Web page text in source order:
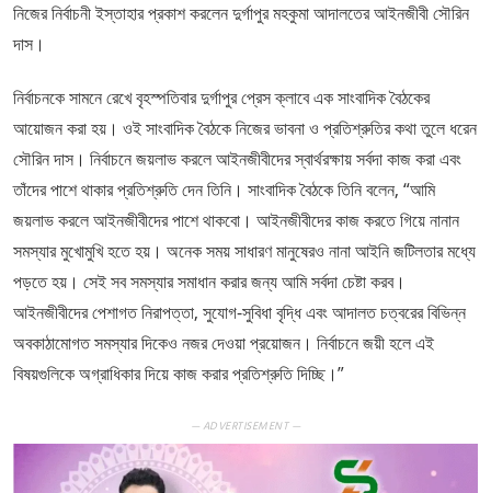
নিজের নির্বাচনী ইস্তাহার প্রকাশ করলেন দুর্গাপুর মহকুমা আদালতের আইনজীবী সৌরিন
দাস।
নির্বাচনকে সামনে রেখে বৃহস্পতিবার দুর্গাপুর প্রেস ক্লাবে এক সাংবাদিক বৈঠকের
আয়োজন করা হয়। ওই সাংবাদিক বৈঠকে নিজের ভাবনা ও প্রতিশ্রুতির কথা তুলে ধরেন
সৌরিন দাস। নির্বাচনে জয়লাভ করলে আইনজীবীদের স্বার্থরক্ষায় সর্বদা কাজ করা এবং
তাঁদের পাশে থাকার প্রতিশ্রুতি দেন তিনি। সাংবাদিক বৈঠকে তিনি বলেন, “আমি
জয়লাভ করলে আইনজীবীদের পাশে থাকবো। আইনজীবীদের কাজ করতে গিয়ে নানান
সমস্যার মুখোমুখি হতে হয়। অনেক সময় সাধারণ মানুষেরও নানা আইনি জটিলতার মধ্যে
পড়তে হয়। সেই সব সমস্যার সমাধান করার জন্য আমি সর্বদা চেষ্টা করব।
আইনজীবীদের পেশাগত নিরাপত্তা, সুযোগ-সুবিধা বৃদ্ধি এবং আদালত চত্বরের বিভিন্ন
অবকাঠামোগত সমস্যার দিকেও নজর দেওয়া প্রয়োজন। নির্বাচনে জয়ী হলে এই
বিষয়গুলিকে অগ্রাধিকার দিয়ে কাজ করার প্রতিশ্রুতি দিচ্ছি।”
— ADVERTISEMENT —